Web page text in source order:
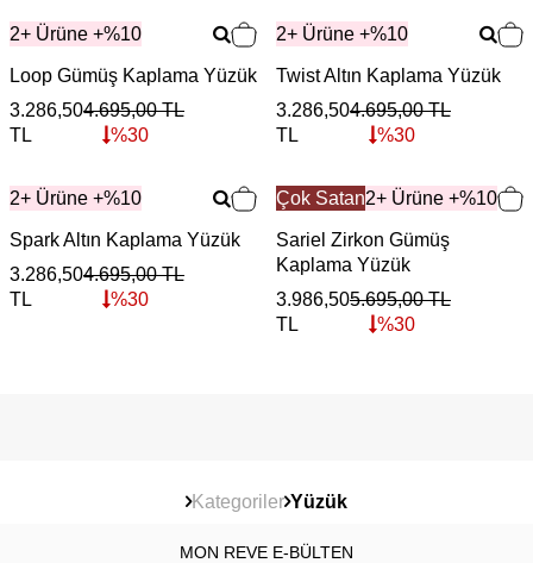
2+ Ürüne +%10
Loop Gümüş Kaplama Yüzük
3.286,50
TL
4.695,00TL
%30
2+ Ürüne +%10
Twist Altın Kaplama Yüzük
3.286,50
TL
4.695,00TL
%30
2+ Ürüne +%10
Spark Altın Kaplama Yüzük
3.286,50
TL
4.695,00TL
%30
Çok Satan2+ Ürüne +%10
Sariel Zirkon Gümüş
Kaplama Yüzük
3.986,50
TL
5.695,00TL
%30
Kategoriler Yüzük
MON REVE E-BÜLTEN